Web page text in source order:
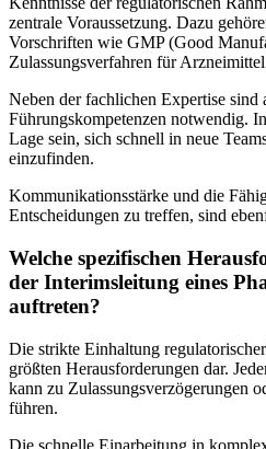
zentrale Voraussetzung. Dazu
Vorschriften wie GMP (Good
Zulassungsverfahren für
Neben der fachlichen Expertise sind
Führungskompetenzen notwendig.
Lage sein, sich schnell in neue
einzufinden.
Kommunikationsstärke und die
Entscheidungen zu treffen, sind
Welche spezifischen
der Interimsleitung eines
auftreten?
Die strikte Einhaltung
größten Herausforderungen dar.
kann zu Zulassungsverzögerungen
führen.
Die schnelle Einarbeitung in